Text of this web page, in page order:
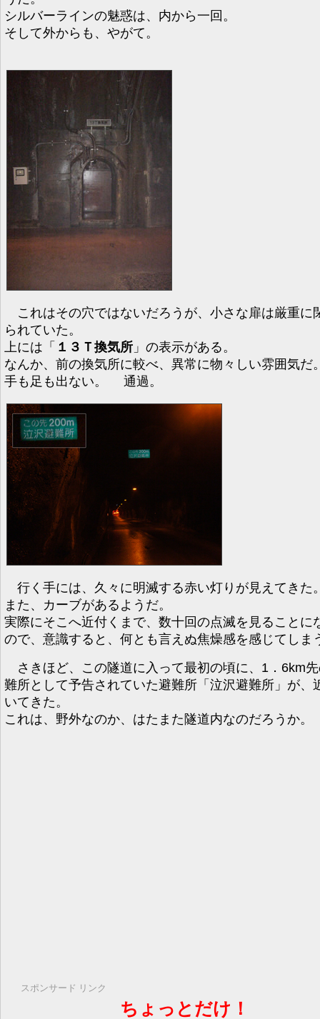
シルバーラインの魅惑は、内から一回。
そして外からも、やがて。
これはその穴ではないだろうが、小さな扉は厳重に
られていた。
上には「 １３Ｔ換気所 」の表示がある。
なんか、前の換気所に較べ、異常に物々しい雰囲気だ
手も足も出ない。 通過。
行く手には、久々に明滅する赤い灯りが見えてきた
また、カーブがあるようだ。
実際にそこへ近付くまで、数十回の点滅を見ることに
ので、意識すると、何とも言えぬ焦燥感を感じてしま
さきほど、この隧道に入って最初の頃に、1．6km
難所として予告されていた避難所「泣沢避難所」が、
いてきた。
これは、野外なのか、はたまた隧道内なのだろうか。
スポンサード リンク
ちょっとだけ！